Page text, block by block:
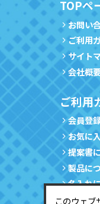
TOPペ
お問い
ご利用
サイト
会社概
ご利用
会員登
お気に
提案書
製品に
名入れ
サンプ
このウェブ